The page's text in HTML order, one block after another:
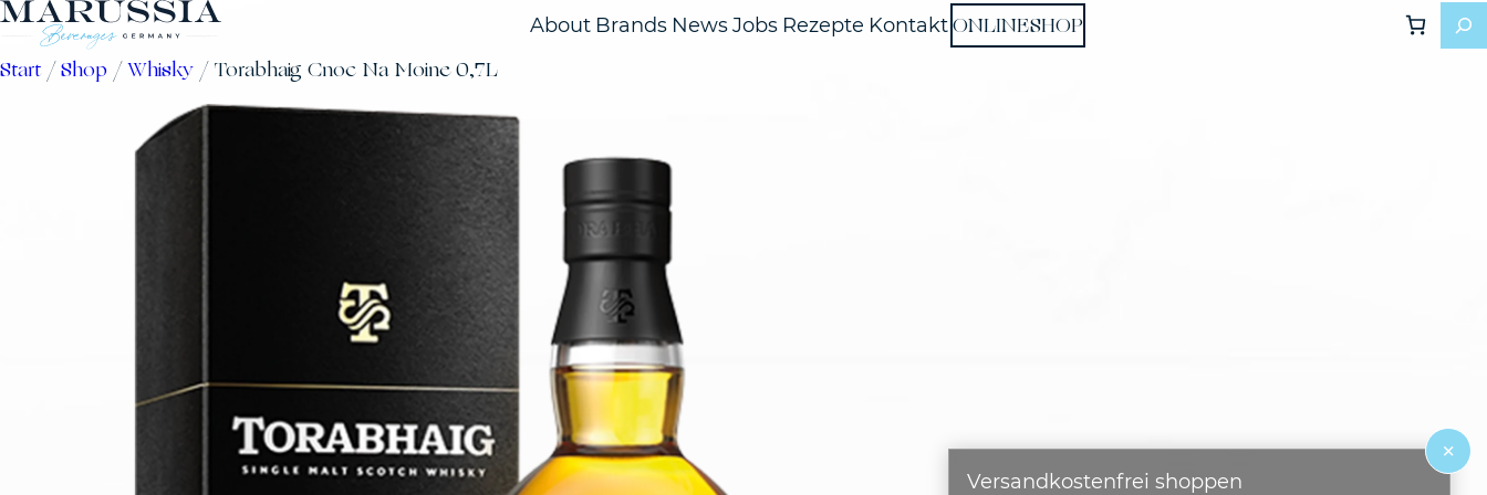
Versandkostenfrei shoppen
×
Zum
Inhalt
springen
About Brands News Jobs Rezepte Kontakt ONLINESHOP
Start/Shop /Whisky / Torabhaig Cnoc Na Moine 0,7L